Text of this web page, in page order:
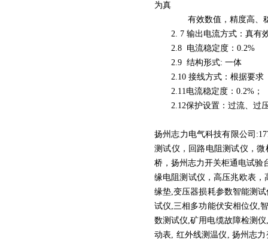
为真
有效数值，精度高、稳
2. 7 输出电流方式：真有
2.8 电流稳定度：0.2%
2.9 结构形式: 一体
2.10 接线方式：根据要求
2.11电流稳定度：0.2%；
2.12保护设置：过流、过
扬州志力电气科技有限公司
测试仪，回路电阻测试仪，
桥，扬州志力开关柜通电试验
缘电阻测试仪，高压兆欧表
缘垫,变压器损耗参数智能测
试仪,三相多功能伏安相位仪,
数测试仪,矿用电缆故障检测
动表, 红外线测温仪, 扬州志